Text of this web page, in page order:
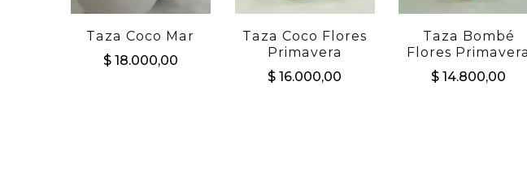
Taza Coco Mar
$18.000,00
Taza Coco Flores
Primavera
$ 16.000,00
Taza Bombé
Flores Primavera
$ 14.800,00